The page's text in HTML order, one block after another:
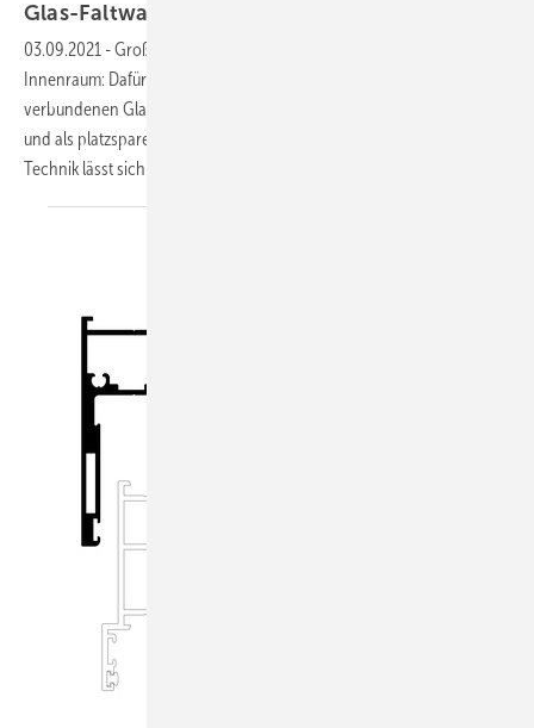
Glas-Faltwand
03.09.2021 -Großzügige Öffnungen für den Außeneffekt im
Innenraum: Dafür ist die Glas-Faltwand von Solarlux bekannt. Die
verbundenen Glaselemente lassen sich einfach zur Seite aufschieben
und als platzsparendes Paket zusammenfalten. Dank der ausgefeilten
Technik lässt sich so etwa die komplette Fassade